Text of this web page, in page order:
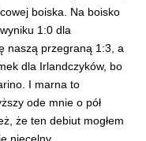
boiska. Na boisko
1:0 dla
naszą przegraną 1:3, a
dla Irlandczyków, bo
I marna to
ode mnie o pół
że ten debiut mogłem